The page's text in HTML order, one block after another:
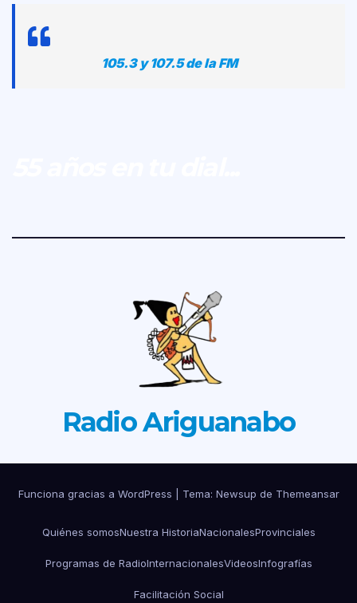
105.3 y 107.5 de la FM
Radio Ariguanabo
Funciona gracias a WordPress Tema: Newsup de Themeansar
Quiénes somosNuestra HistoriaNacionalesProvinciales
Programas de RadioInternacionalesVideosInfografías
Facilitación Social